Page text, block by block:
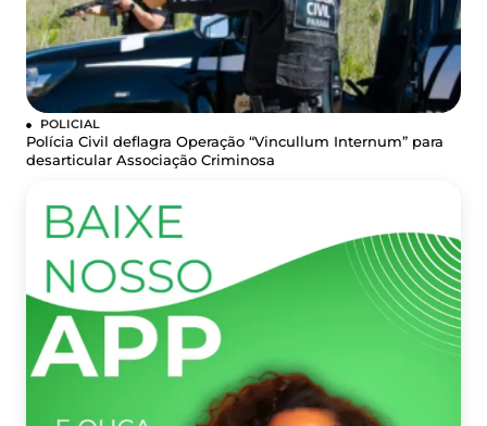
POLICIAL
Polícia Civil deflagra Operação “Vincullum Internum” para
desarticular Associação Criminosa